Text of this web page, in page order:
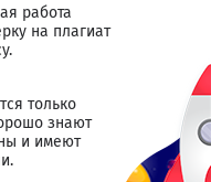
работа
на плагиат
только
знают
и имеют